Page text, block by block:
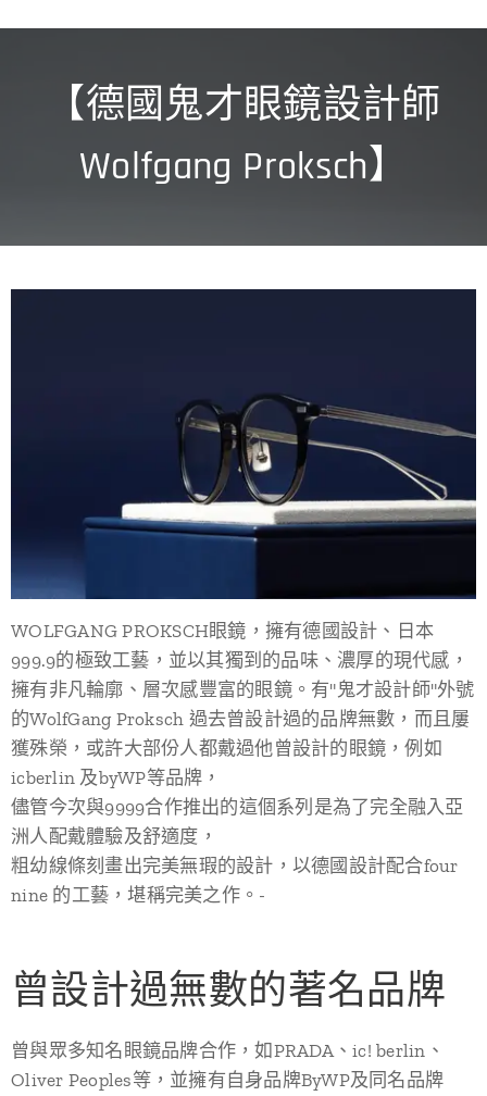
【德國鬼才眼鏡設計師
Wolfgang Proksch】
WOLFGANG PROKSCH眼鏡，擁有德國設計、日本
999.9的極致工藝，並以其獨到的品味、濃厚的現代感，
擁有非凡輪廓、層次感豐富的眼鏡。有"鬼才設計師"外號
的WolfGang Proksch 過去曾設計過的品牌無數，而且屢
獲殊榮，或許大部份人都戴過他曾設計的眼鏡，例如
icberlin 及byWP等品牌，
儘管今次與9999合作推出的這個系列是為了完全融入亞
洲人配戴體驗及舒適度，
粗幼線條刻畫出完美無瑕的設計，以德國設計配合four
nine 的工藝，堪稱完美之作。-
曾設計過無數的著名品牌
曾與眾多知名眼鏡品牌合作，如PRADA、ic! berlin、
Oliver Peoples等，並擁有自身品牌ByWP及同名品牌